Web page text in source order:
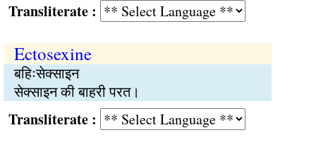
:
Ectosexine
बहिःसेक्साइन
सेक्साइन की बाहरी परत।
: